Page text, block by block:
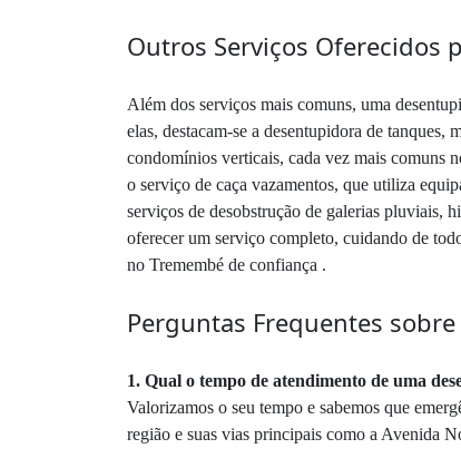
Outros Serviços Oferecidos
Além dos serviços mais comuns, uma
elas, destacam-se a desentupidora de
condomínios verticais, cada vez mais comuns
o serviço de caça vazamentos, que utiliza
serviços de desobstrução de galerias pluviais,
oferecer um serviço completo, cuidando de
no Tremembé de confiança .
Perguntas Frequentes
1. Qual o tempo de atendimento de uma
Valorizamos o seu tempo e sabemos que
região e suas vias principais como a Avenida